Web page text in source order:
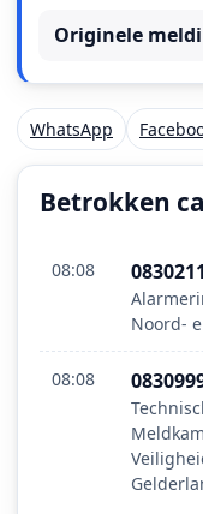
Originele
WhatsApp
Betrokken
08:08 0830211
Noord-
08:08